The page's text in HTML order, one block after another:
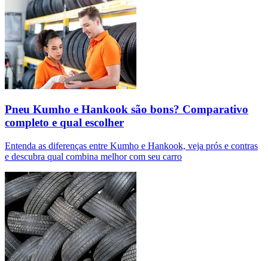
Pneu Kumho e Hankook são bons? Comparativo
completo e qual escolher
Entenda as diferenças entre Kumho e Hankook, veja prós e contras
e descubra qual combina melhor com seu carro